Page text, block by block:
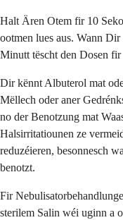
Halt Ären Otem fir 10
ootmen lues aus. Wann
Minutt tëscht den Dosen
Dir kënnt Albuterol mat
Mëllech oder aner
no der Benotzung mat
Halsirritatiounen ze
reduzéieren, besonnesch
benotzt.
Fir
sterilem Salin wéi uginn a